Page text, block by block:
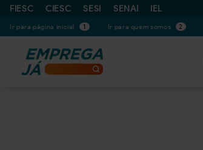
FIESC CIESC SESI SENAI IEL
Ir para página inicial 1 Ir para quem somos 2